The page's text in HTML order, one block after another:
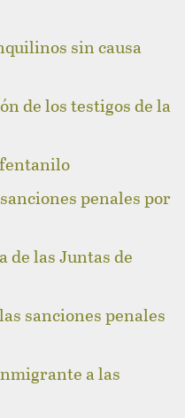
sin causa
de los testigos de la
fentanilo
penales por
de las Juntas de
sanciones penales
a las